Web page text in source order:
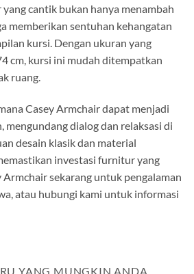
cantik bukan hanya menambah
memberikan sentuhan kehangatan
kursi. Dengan ukuran yang
cm, kursi ini mudah ditempatkan
ruang.
Casey Armchair dapat menjadi
mengundang dialog dan relaksasi di
desain klasik dan material
investasi furnitur yang
sekarang untuk pengalaman
atau hubungi kami untuk informasi
YANG MUNGKIN ANDA